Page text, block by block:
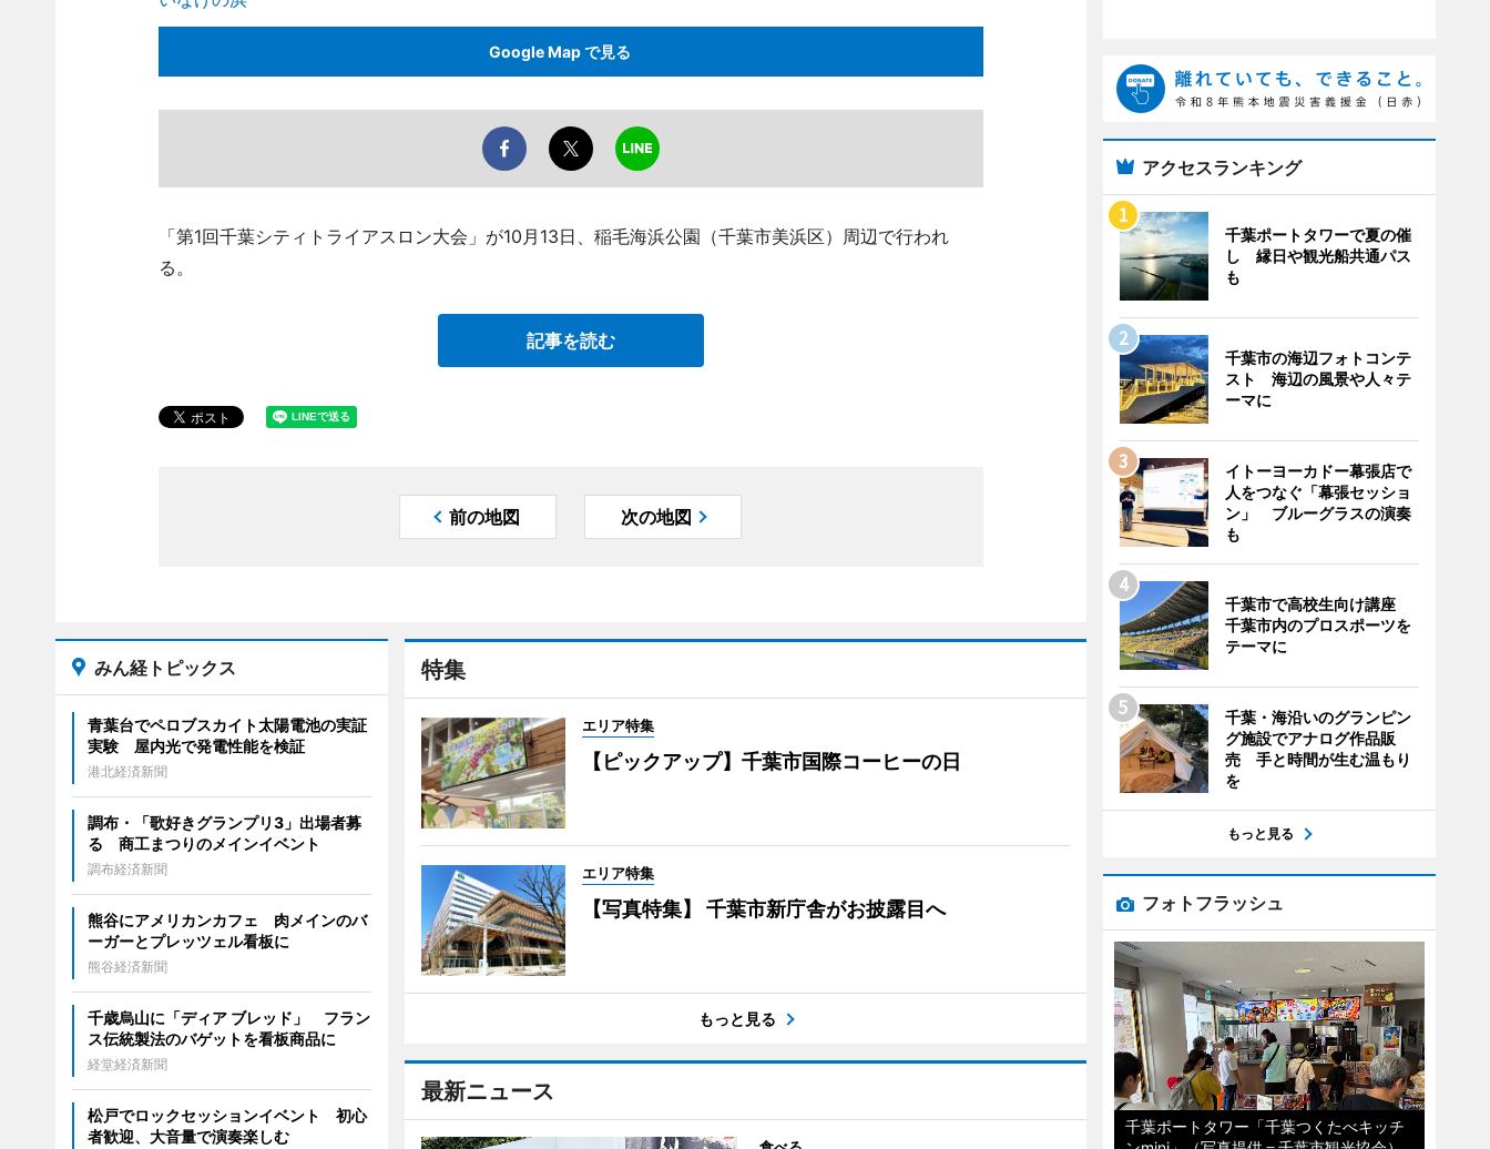
Google Map で見る
「第1回千葉シティトライアスロン大会」が10月13日、稲毛海浜公園（千葉市美浜区）周辺で行われ
る。
記事を読む
前の地図 次の地図
特集
エリア特集
【ピックアップ】千葉市国際コーヒーの日
エリア特集
【写真特集】 千葉市新庁舎がお披露目へ
もっと見る
最新ニュース
みん経トピックス
青葉台でペロブスカイト太陽電池の実証
実験 屋内光で発電性能を検証
港北経済新聞
調布・「歌好きグランプリ3」出場者募
る 商工まつりのメインイベント
調布経済新聞
熊谷にアメリカンカフェ 肉メインのバ
ーガーとプレッツェル看板に
熊谷経済新聞
千歳烏山に「ディア ブレッド」 フラン
ス伝統製法のバゲットを看板商品に
経堂経済新聞
松戸でロックセッションイベント 初心
者歓迎、大音量で演奏楽しむ
アクセスランキング
千葉ポートタワーで夏の催
し 縁日や観光船共通パス
も
千葉市の海辺フォトコンテ
スト 海辺の風景や人々テ
ーマに
イトーヨーカドー幕張店で
人をつなぐ「幕張セッショ
ン」 ブルーグラスの演奏
も
千葉市で高校生向け講座
千葉市内のプロスポーツを
テーマに
千葉・海沿いのグランピン
グ施設でアナログ作品販
売 手と時間が生む温もり
を
もっと見る
フォトフラッシュ
千葉ポートタワー「千葉つくたべキッチ